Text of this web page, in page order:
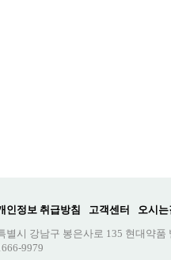
인정보 취급방침 고객센터
오시는
별시 강남구 봉은사로 135 현대약품
9979